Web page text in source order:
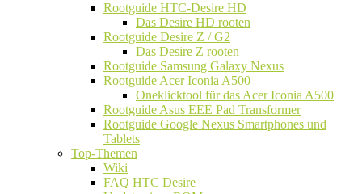
Rootguide HTC-Desire HD
Das Desire HD rooten
Rootguide Desire Z / G2
Das Desire Z rooten
Rootguide Samsung Galaxy Nexus
Rootguide Acer Iconia A500
Oneklicktool für das Acer Iconia A500
Rootguide Asus EEE Pad Transformer
Rootguide Google Nexus Smartphones und
Tablets
Top-Themen
Wiki
FAQ HTC Desire